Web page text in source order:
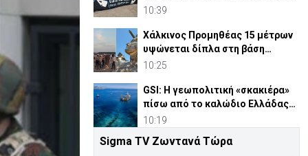
τις θυσίες Ισαάκ-Σολωμού (pic)
10:39
Χάλκινος Προμηθέας 15 μέτρων
υψώνεται δίπλα στη βάση
SpaceX του Έλον Μασκ
10:25
GSI: Η γεωπολιτική «σκακιέρα»
πίσω από το καλώδιο Ελλάδας–
Κύπρου–Ισραήλ
10:19
ΚΕ: Σαφής προοπτική
Sigma TV Ζωντανά Τώρα